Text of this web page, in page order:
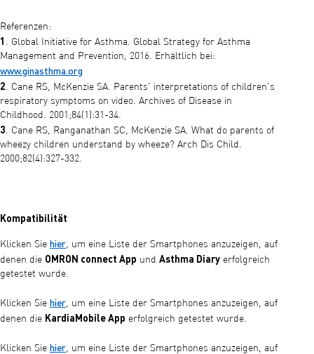
Referenzen:
1 . Global Initiative for Asthma. Global Strategy for Asthma
Management and Prevention, 2016. Erhältlich bei:
www.ginasthma.org
2. Cane RS, McKenzie SA. Parents' interpretations of children's
respiratory symptoms on video. Archives of Disease in
Childhood. 2001;84(1):31-34.
3. Cane RS, Ranganathan SC, McKenzie SA. What do parents of
wheezy children understand by wheeze? Arch Dis Child.
2000;82(4):327-332.
Kompatibilität
Klicken Sie hier, um eine Liste der Smartphones anzuzeigen, auf
denen die OMRON connect App und Asthma Diary erfolgreich
getestet wurde.
Klicken Sie hier, um eine Liste der Smartphones anzuzeigen, auf
denen die KardiaMobile App erfolgreich getestet wurde.
Klicken Sie hier, um eine Liste der Smartphones anzuzeigen, auf